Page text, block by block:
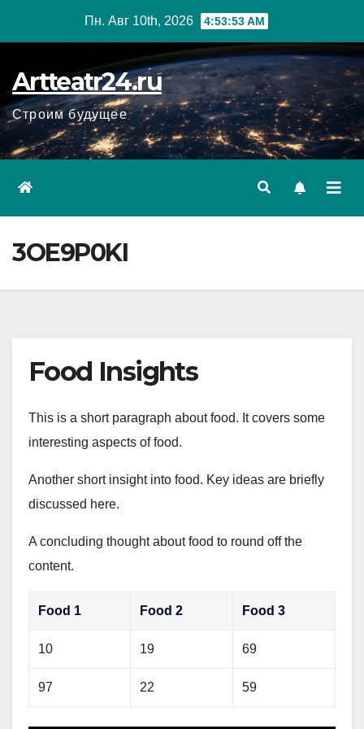
Пн. Авг 10th, 2026 4:53:54 AM
Artteatr24.ru
Строим будущее
3OE9P0KI
Food Insights
This is a short paragraph about food. It covers some
interesting aspects of food.
Another short insight into food. Key ideas are briefly
discussed here.
A concluding thought about food to round off the
content.
Food 1 Food 2 Food 3
10 19 69
97 22 59